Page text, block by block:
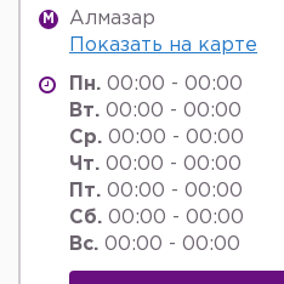
M
Алмазар
Показать на карте
Пн. 00:00 - 00:00
Вт. 00:00 - 00:00
Ср. 00:00 - 00:00
Чт. 00:00 - 00:00
Пт. 00:00 - 00:00
Сб. 00:00 - 00:00
Вс. 00:00 - 00:00